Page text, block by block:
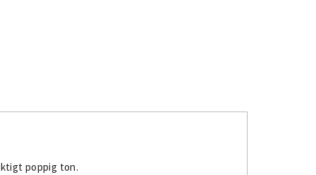
poppig ton.